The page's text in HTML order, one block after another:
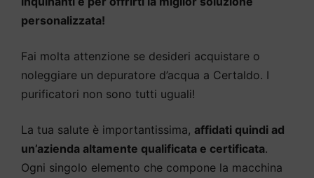
personalizzata!
Fai molta attenzione se desideri acquistare o
noleggiare un depuratore d’acqua a Certaldo. I
purificatori non sono tutti uguali!
La tua salute è importantissima, affidati quindi ad
un’azienda altamente qualificata e certificata.
Ogni singolo elemento che compone la macchina